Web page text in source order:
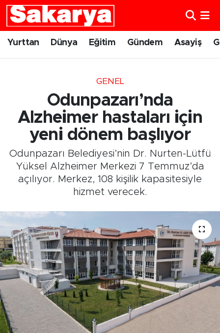
Yurttan Dünya Eğitim Gündem Asayiş
GENEL
Odunpazarı’nda
Alzheimer hastaları için
yeni dönem başlıyor
Odunpazarı Belediyesi’nin Dr. Nurten-Lütfü
Yüksel Alzheimer Merkezi 7 Temmuz’da
açılıyor. Merkez, 108 kişilik kapasitesiyle
hizmet verecek.
Yurttan
Gündem
Eskişehirspor
Spor
Kültür Sanat
Tarihçe
Resmi İlanlar
Söyleşi
Foto Şaka
Eskişehir Nöbetçi Eczaneler
Eskişehir Trafik Yoğunluk Haritası
Süper Lig Puan Durumu ve Fikstür
Tüm Manşetler
Son Dakika Haberleri
Haber Arşivi